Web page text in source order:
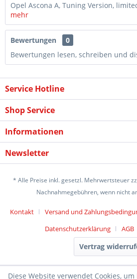
Opel Ascona A, Tuning Version,
mehr
Bewertungen
0
Bewertungen lesen, schreiben und
Service Hotline
Shop Service
Informationen
Newsletter
* Alle Preise inkl. gesetzl. Mehrwertsteuer
Nachnahmegebühren, wenn nicht
Kontakt Versand und
Datenschutzerklärung
AGB
Vertrag
Diese Website verwendet Cookies,